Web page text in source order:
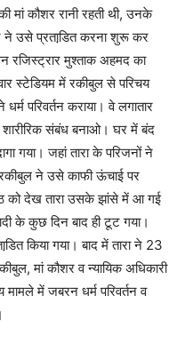
मां कौशर रानी रहती थी, उनके
ने उसे प्रताडि़त करना शुरू कर
रजिस्ट्रार मुश्ताक अहमद का
स्टेडियम में रकीबुल से परिचय
परिवर्तन कराया। वे लगातार
संबंध बनाओ। घर में बंद
गया। जहां तारा के परिजनों ने
ने उसे काफी ऊंचाई पर
को देख तारा उसके झांसे में आ गई
के कुछ दिन बाद ही टूट गया।
किया गया। बाद में तारा ने 23
मां कौशर व न्यायिक अधिकारी
में जबरन धर्म परिवर्तन व